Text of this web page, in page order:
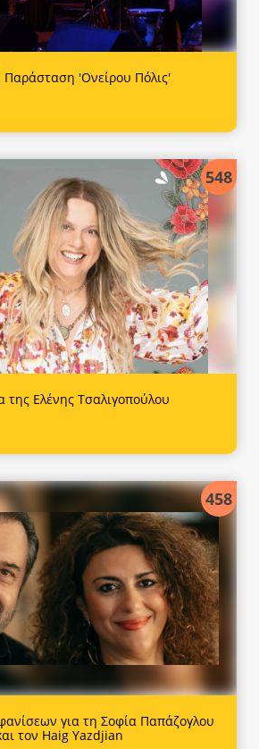
'Ονείρου Πόλις'
548
της Ελένης Τσαλιγοπούλου
458
για τη Σοφία Παπάζογλου
τον Haig Yazdjian